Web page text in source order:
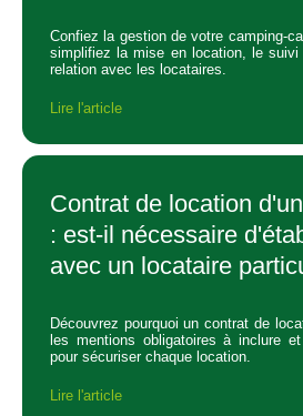
Confiez la gestion de votre camping-
simplifiez la mise en location, le
relation avec les locataires.
Lire l'article
Contrat de location
: est-il nécessaire
avec un locataire
Découvrez pourquoi un contrat de
les mentions obligatoires à inclure
pour sécuriser chaque location.
Lire l'article